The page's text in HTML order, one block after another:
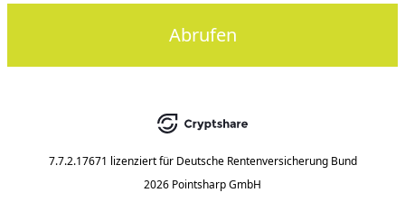
Abrufen
7.7.2.17671 lizenziert für Deutsche Rentenversicherung Bund
2026 Pointsharp GmbH